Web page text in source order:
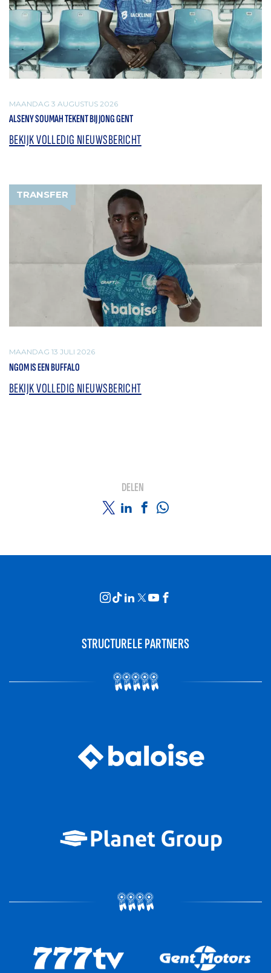
MAANDAG 3 AUGUSTUS 2026
ALSENY SOUMAH TEKENT BIJ JONG GENT
BEKIJK VOLLEDIG NIEUWSBERICHT
TRANSFER
MAANDAG 13 JULI 2026
NGOM IS EEN BUFFALO
BEKIJK VOLLEDIG NIEUWSBERICHT
DELEN
STRUCTURELE PARTNERS